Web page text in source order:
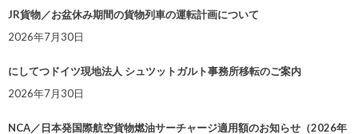
JR貨物／お盆休み期間の貨物列車の運転計画について
2026年7月30日
にしてつドイツ現地法人 シュツットガルト事務所移転のご案内
2026年7月30日
NCA／日本発国際航空貨物燃油サーチャージ適用額のお知らせ（2026年